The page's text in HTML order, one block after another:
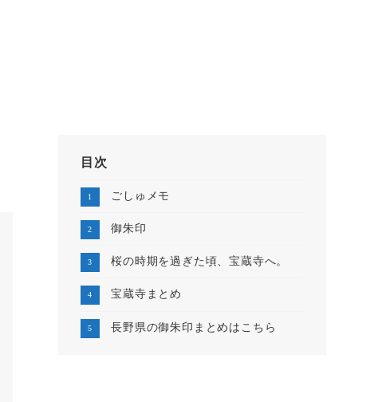
目次
ごしゅメモ
御朱印
桜の時期を過ぎた頃、宝蔵寺へ。
宝蔵寺まとめ
長野県の御朱印まとめはこちら